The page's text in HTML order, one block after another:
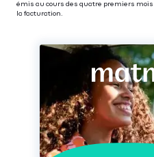
émis au cours des quatre premiers mois
la facturation.